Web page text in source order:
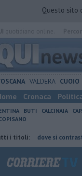
Questo sito
VALDERA CUOIO
Cronaca
BUTI CALCINAIA
i titoli:
si contrastano le scosse